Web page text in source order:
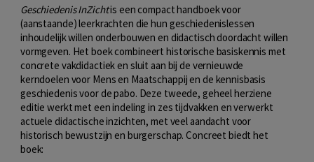
Geschiedenis InZichtis een compact handboek voor
(aanstaande) leerkrachten die hun geschiedenislessen
inhoudelijk willen onderbouwen en didactisch doordacht willen
vormgeven. Het boek combineert historische basiskennis met
concrete vakdidactiek en sluit aan bij de vernieuwde
kerndoelen voor Mens en Maatschappij en de kennisbasis
geschiedenis voor de pabo. Deze tweede, geheel herziene
editie werkt met een indeling in zes tijdvakken en verwerkt
actuele didactische inzichten, met veel aandacht voor
historisch bewustzijn en burgerschap. Concreet biedt het
boek: